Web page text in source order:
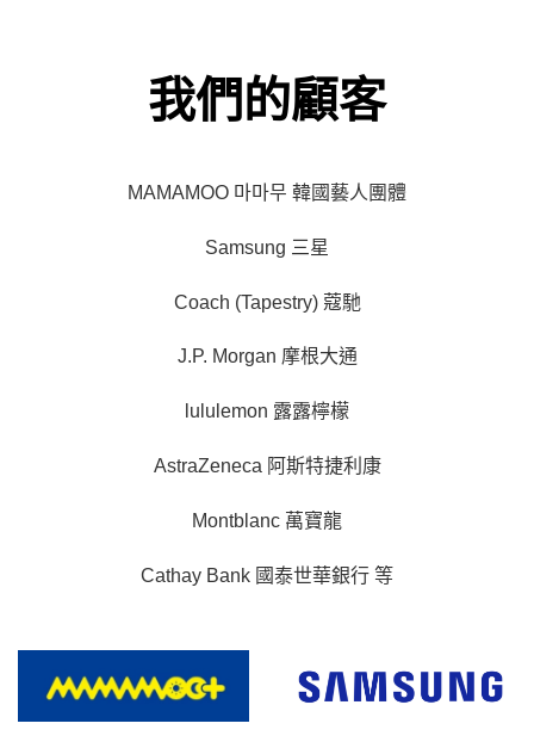
我們的顧客
MAMAMOO 마마무 韓國藝人團體
Samsung 三星
Coach (Tapestry) 蔻馳
J.P. Morgan 摩根大通
lululemon 露露檸檬
AstraZeneca 阿斯特捷利康
Montblanc 萬寶龍
Cathay Bank 國泰世華銀行 等